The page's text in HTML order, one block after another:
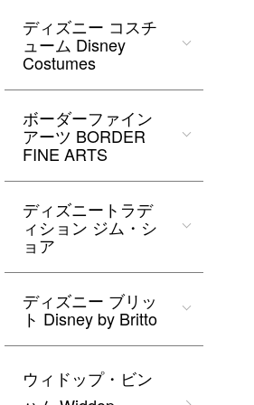
ディズニー コスチ
ューム Disney
Costumes
ボーダーファイン
アーツ BORDER
FINE ARTS
ディズニートラデ
ィション ジム・シ
ョア
ディズニー ブリッ
ト Disney by Britto
ウィドップ・ビン